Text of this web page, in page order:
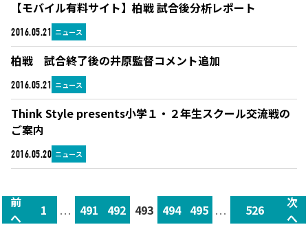
2016.05.21 ニュース
【モバイル有料サイト】柏戦 試合後分析レポート
2016.05.21 ニュース
柏戦 試合終了後の井原監督コメント追加
2016.05.20 ニュース
Think Style presents小学１・２年生スクール交流戦の
ご案内
前
へ
1 ... 491 492 493 494 495 ... 526
次
へ